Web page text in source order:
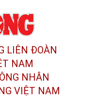
LIÊN ĐOÀN
NAM
NHÂN
VIỆT NAM